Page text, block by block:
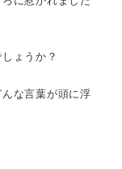
ょうか？
な言葉が頭に浮